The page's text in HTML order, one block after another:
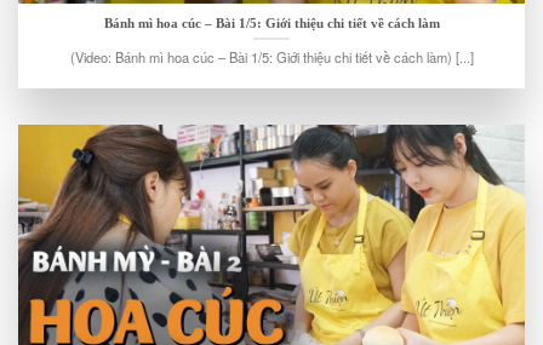
Bánh mì hoa cúc – Bài 1/5: Giới thiệu chi tiết về cách làm
(Video: Bánh mì hoa cúc – Bài 1/5: Giới thiệu chi tiết về cách làm) [...]